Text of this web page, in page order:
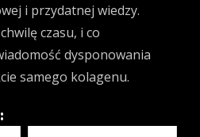
i przydatnej wiedzy.
czasu, i co
dysponowania
samego kolagenu.